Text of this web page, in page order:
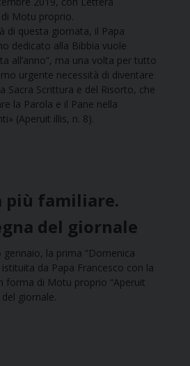
Motu proprio.
di questa giornata, il Papa
dedicato alla Bibbia vuole
all’anno”, ma una volta per tutto
urgente necessità di diventare
Sacra Scrittura e del Risorto, che
la Parola e il Pane nella
(Aperuit illis, n. 8).
più familiare.
del giornale
la prima “Domenica
da Papa Francesco con la
forma di Motu proprio “Aperuit
del giornale.